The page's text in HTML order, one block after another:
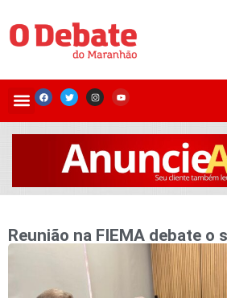
Reunião na FIEMA debate o